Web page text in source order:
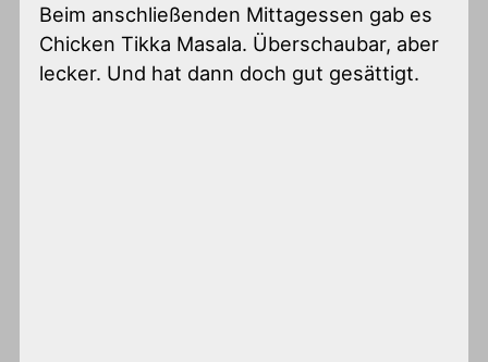
Beim anschließenden Mittagessen gab es
Chicken Tikka Masala. Überschaubar, aber
lecker. Und hat dann doch gut gesättigt.